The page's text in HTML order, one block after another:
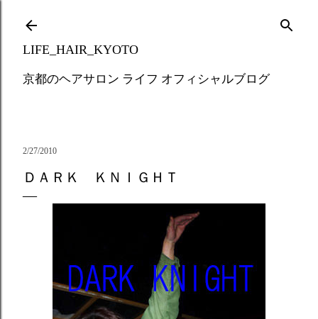
LIFE_HAIR_KYOTO
京都のヘアサロン ライフ オフィシャルブログ
2/27/2010
ＤＡＲＫ ＫＮＩＧＨＴ